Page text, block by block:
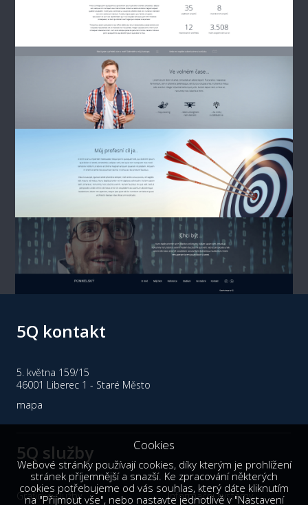
5Q kontakt
5. května 159/15
46001 Liberec 1 - Staré Město
mapa
5Q služby
Grafické služby Informační systémy
Cookies
Webové stránky používají cookies, díky kterým je prohlížení
stránek příjemnější a snazší. Ke zpracování některých
cookies potřebujeme od vás souhlas, který dáte kliknutím
na "Přijmout vše", nebo nastavte jednotlivě v "Nastavení